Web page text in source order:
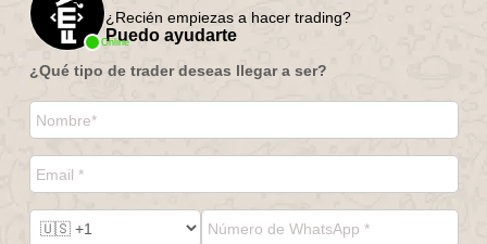
Online
¿Recién empiezas a hacer trading?
Puedo ayudarte
¿Qué tipo de trader deseas llegar a ser?